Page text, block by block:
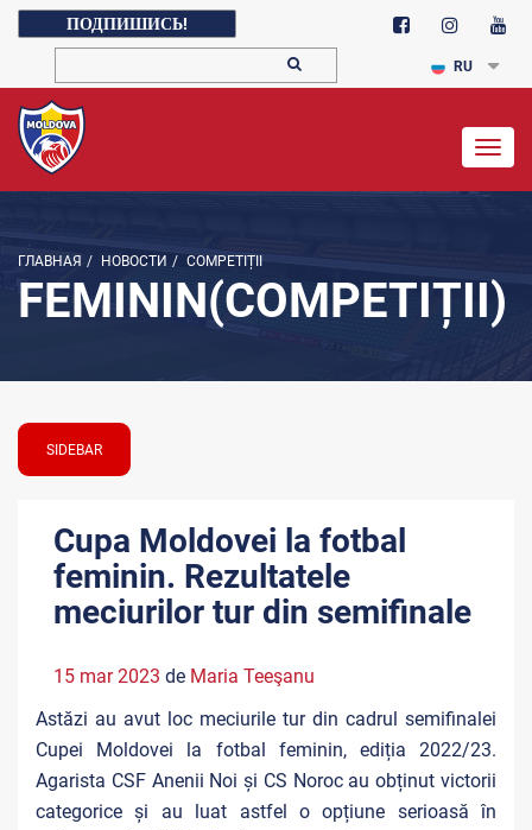
ПОДПИШИСЬ!
RU
ГЛАВНАЯ / НОВОСТИ / COMPETIȚII
FEMININ(COMPETIȚII)
SIDEBAR
Cupa Moldovei la fotbal
feminin. Rezultatele
meciurilor tur din semifinale
15 mar 2023 de Maria Teeşanu
Astăzi au avut loc meciurile tur din cadrul semifinalei
Cupei Moldovei la fotbal feminin, ediția 2022/23.
Agarista CSF Anenii Noi și CS Noroc au obținut victorii
categorice și au luat astfel o opțiune serioasă în